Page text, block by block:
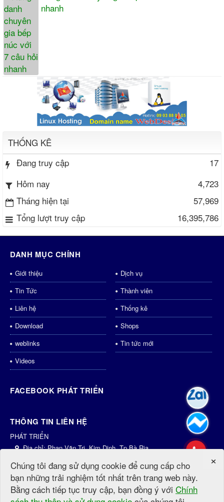
nhanh
THỐNG KÊ
Đang truy cập
17
Hôm nay
4,723
Tháng hiện tại
57,969
Tổng lượt truy cập
16,395,786
DANH MỤC CHÍNH
Giới thiệu
Dịch vụ
Tin Tức
Thành viên
Liên hệ
Thống kê
Download
Shops
weblinks
Tin tức mới
Videos
FACEBOOK PHÁT TRIỂN
THÔNG TIN LIÊN HỆ
PHÁT TRIỂN
Địa chỉ:Phan Văn Trị, Kim Dinh, Tp.Bà Rịa
Email:dichvu@phattrien.net
Website: http://phattrien.net http://PhátTriển.vn
×
Chúng tôi đang sử dụng cookie để cung cấp cho
bạn những trải nghiệm tốt nhất trên trang web này.
Bằng cách tiếp tục truy cập, bạn đồng ý với Chính